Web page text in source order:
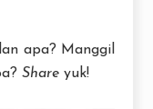
apa? Manggil
Share yuk!